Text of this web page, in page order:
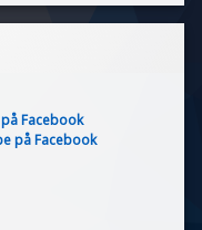
Facebook
på Facebook